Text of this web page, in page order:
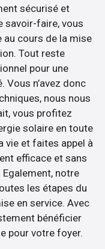
sécurisé et
savoir-faire, vous
au cours de la mise
Tout reste
pour une
Vous n’avez donc
nous nous
vous profitez
solaire en toute
vie et faites appel à
efficace et sans
notre
les étapes du
en service. Avec
bénéficier
pour votre foyer.